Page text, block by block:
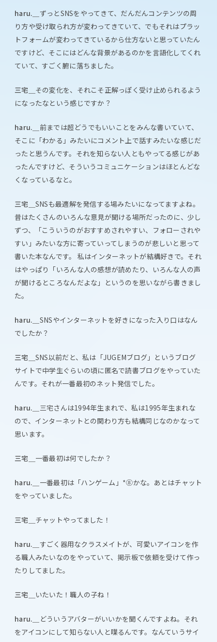
haru.＿ ずっとSNSをやってきて、だんだんコンテンツの周
り方や受け取られ方が変わってきていて、でもそれはプラッ
トフォームが変わってきているから仕方ないと思っていたん
ですけど、そこにはどんな背景があるのかを言語化してくれ
ていて、すごく腑に落ちました。
三宅＿ その変化を、それこそ正解っぽく受け止められるよう
になったなという感じですか？
haru.＿ 前までは超どうでもいいことをみんな書いていて、
そこに「わかる」みたいにコメント上で話すみたいな感じだ
ったと思うんです。それを知らない人ともやってる感じがあ
ったんですけど、そういうコミュニケーションはほとんどな
くなっているなと。
三宅＿ SNSも最適解を発信する場みたいになってますよね。
昔はたくさんのいろんな意見が聞ける場所だったのに、少し
ずつ、「こういうのがおすすめされやすい、フォローされや
すい」みたいな方に寄っていってしまうのが悲しいと思って
書いた本なんです。 私はインターネットが結構好きで。それ
はやっぱり「いろんな人の感想が読めたり、いろんな人の声
が聞けるところなんだよな」というのを思いながら書きまし
た。
haru.＿ SNSやインターネットを好きになった入り口はなん
でしたか？
三宅＿ SNS以前だと、私は「JUGEMブログ」というブログ
サイトで中学生ぐらいの頃に匿名で読書ブログをやっていた
んです。それが一番最初のネット発信でした。
haru.＿ 三宅さんは1994年生まれで、私は1995年生まれな
ので、インターネットとの関わり方も結構同じなのかなって
思います。
三宅＿ 一番最初は何でしたか？
haru.＿ 一番最初は「ハンゲーム」*⑧かな。あとはチャット
をやっていました。
三宅＿ チャットやってました！
haru.＿ すごく器用なクラスメイトが、可愛いアイコンを作
る職人みたいなのをやっていて、掲示板で依頼を受けて作っ
たりしてました。
三宅＿ いたいた！職人の子ね！
haru.＿
どういうアバターがいいかを聞くんですよね。それ
をアイコンにして知らない人と喋るんです。なんていうサイ